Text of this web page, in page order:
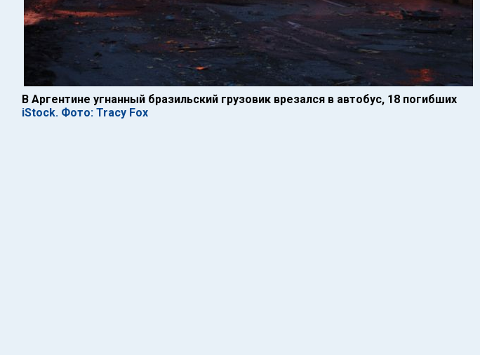
В Аргентине угнанный бразильский грузовик врезался в автобус, 18 погибших
iStock. Фото: Tracy Fox